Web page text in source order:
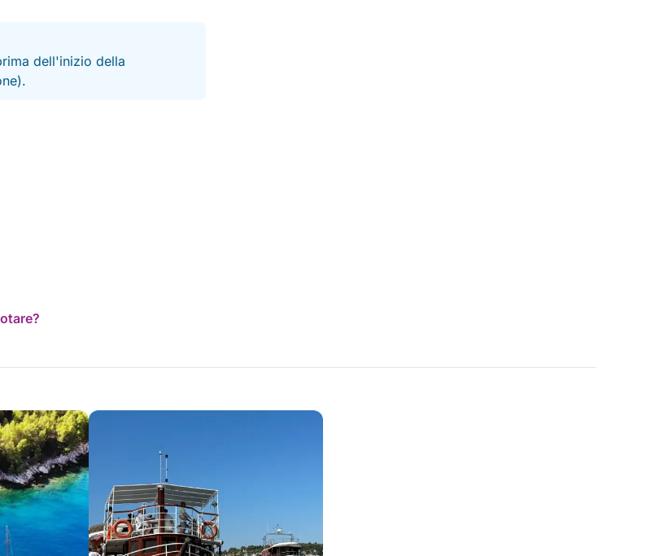
dell'inizio della